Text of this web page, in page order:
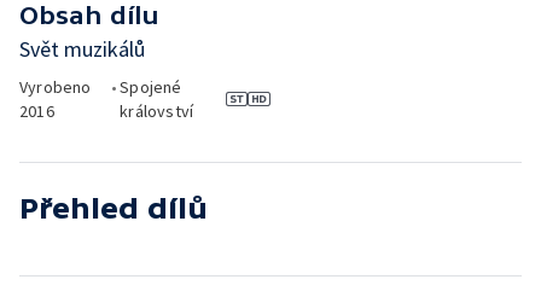
Obsah dílu
Svět muzikálů
Vyrobeno
2016
•Spojené
království
Přehled dílů